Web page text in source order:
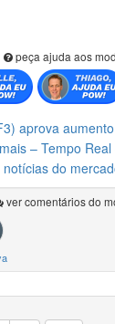
peça ajuda aos
aprova
– Tempo
do
ver comentários do